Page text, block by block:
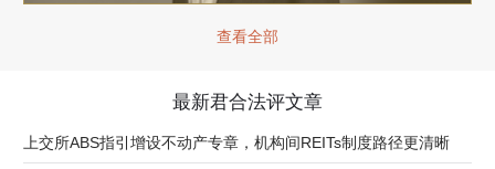
查看全部
最新君合法评文章
上交所ABS指引增设不动产专章，机构间REITs制度路径更清晰